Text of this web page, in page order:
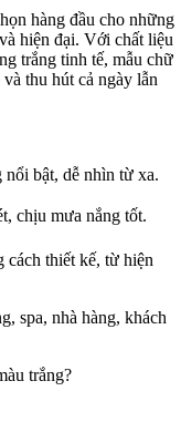
hàng đầu cho những
hiện đại. Với chất liệu
trắng tinh tế, mẫu chữ
thu hút cả ngày lẫn
bật, dễ nhìn từ xa.
chịu mưa nắng tốt.
cách thiết kế, từ hiện
spa, nhà hàng, khách
trắng?